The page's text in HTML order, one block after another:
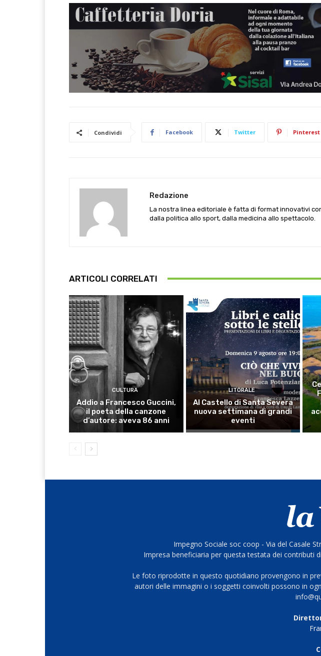
Condividi Facebook Twitter Pinterest
Redazione
La nostra linea editoriale è fatta di format innovativi
dalla politica allo sport, dalla medicina allo spettacolo.
ARTICOLI CORRELATI
CULTURA
Addio a Francesco Guccini,
il poeta della canzone
d’autore: aveva 86 anni
LITORALE
Al Castello di Santa Severa
nuova settimana di grandi
eventi
Impegno Sociale soc coop - Via del Casale
Impresa beneficiaria per questa testata dei contributi
Le foto riprodotte in questo quotidiano provengono in
autori delle immagini o i soggetti coinvolti possono in